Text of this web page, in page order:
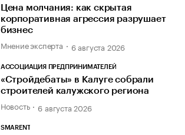
Цена молчания: как скрытая
корпоративная агрессия разрушает
бизнес
Мнение эксперта 6 августа 2026
АССОЦИАЦИЯ ПРЕДПРИНИМАТЕЛЕЙ
«Стройдебаты» в Калуге собрали
строителей калужского региона
Новость 6 августа 2026
SMARENT